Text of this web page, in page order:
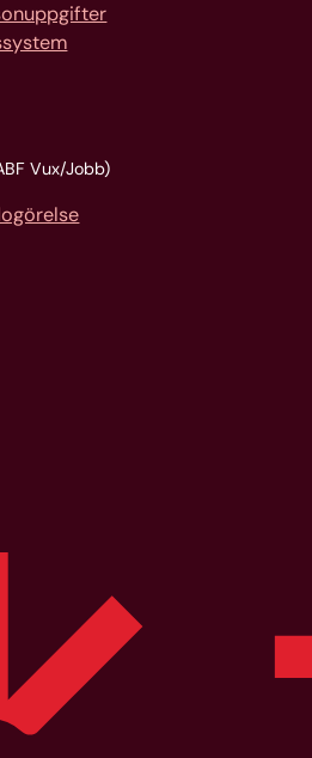
Vux/Jobb)